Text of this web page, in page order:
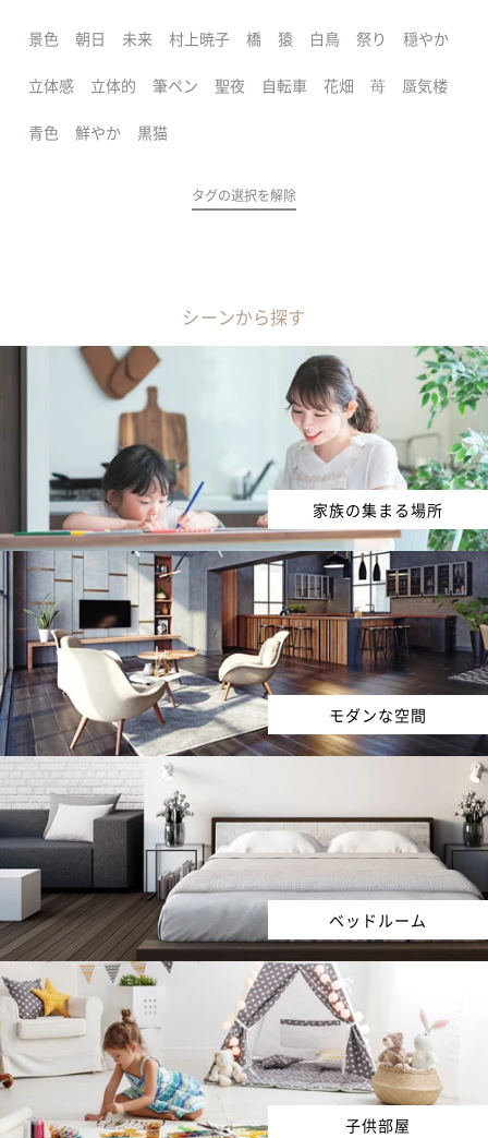
景色 朝日 未来 村上暁子 橋 猿 白鳥 祭り 穏やか
立体感 立体的 筆ペン 聖夜 自転車 花畑 苺 蜃気楼
青色 鮮やか 黒猫
タグの選択を解除
シーンから探す
家族の集まる場所
モダンな空間
ベッドルーム
子供部屋